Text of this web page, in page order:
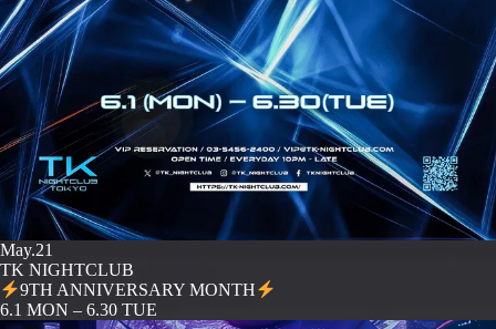
May.21
TK NIGHTCLUB
9TH ANNIVERSARY MONTH
️6.1 MON – 6.30 TUE